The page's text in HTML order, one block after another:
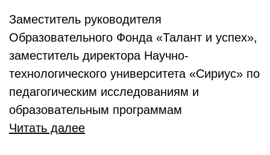
Заместитель руководителя
Образовательного Фонда «Талант и успех»,
заместитель директора Научно-
технологического университета «Сириус» по
педагогическим исследованиям и
образовательным программам
Читать далее